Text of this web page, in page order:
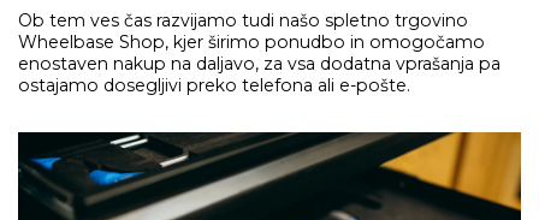
Ob tem ves čas razvijamo tudi našo spletno trgovino
Wheelbase Shop, kjer širimo ponudbo in omogočamo
enostaven nakup na daljavo, za vsa dodatna vprašanja pa
ostajamo dosegljivi preko telefona ali e-pošte.